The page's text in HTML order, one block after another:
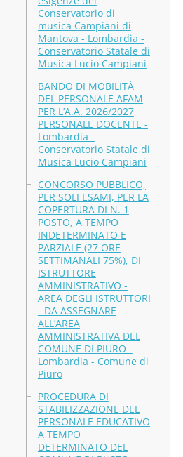
Conservatorio di
musica Campiani di
Mantova - Lombardia -
Conservatorio Statale di
Musica Lucio Campiani
BANDO DI MOBILITÀ
DEL PERSONALE AFAM
PER L’A.A. 2026/2027
PERSONALE DOCENTE -
Lombardia -
Conservatorio Statale di
Musica Lucio Campiani
CONCORSO PUBBLICO,
PER SOLI ESAMI, PER LA
COPERTURA DI N. 1
POSTO, A TEMPO
INDETERMINATO E
PARZIALE (27 ORE
SETTIMANALI 75%), DI
ISTRUTTORE
AMMINISTRATIVO -
AREA DEGLI ISTRUTTORI
- DA ASSEGNARE
ALL’AREA
AMMINISTRATIVA DEL
COMUNE DI PIURO -
Lombardia - Comune di
Piuro
PROCEDURA DI
STABILIZZAZIONE DEL
PERSONALE EDUCATIVO
A TEMPO
DETERMINATO DEL